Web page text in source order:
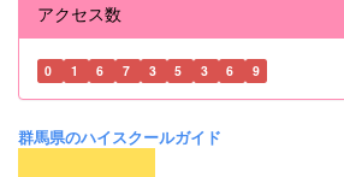
アクセス数
0 1 6 7 3 5 3 6 9
群馬県のハイスクールガイド